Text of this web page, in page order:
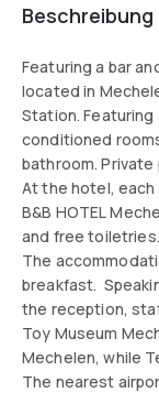
Beschreibung
Featuring a bar
located in
Station.
conditioned
bathroom. Private
At the hotel,
B&B HOTEL
and free toiletries.
The
breakfast.
the reception,
Toy Museum
Mechelen, while
The nearest